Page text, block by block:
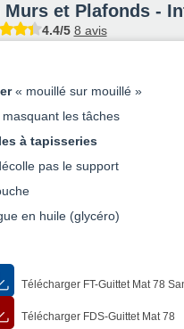
et Plafonds -
4.4/5 8 avis
« mouillé sur mouillé »
les tâches
à tapisseries
pas le support
en huile (glycéro)
Télécharger FT-Guittet Mat 78
Télécharger FDS-Guittet Mat 78